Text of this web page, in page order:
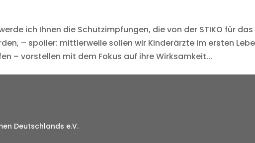
ich Ihnen die Schutzimpfungen, die von der STIKO für
– spoiler: mittlerweile sollen wir Kinderärzte im ersten
– vorstellen mit dem Fokus auf ihre Wirksamkeit...
Deutschlands e.V.